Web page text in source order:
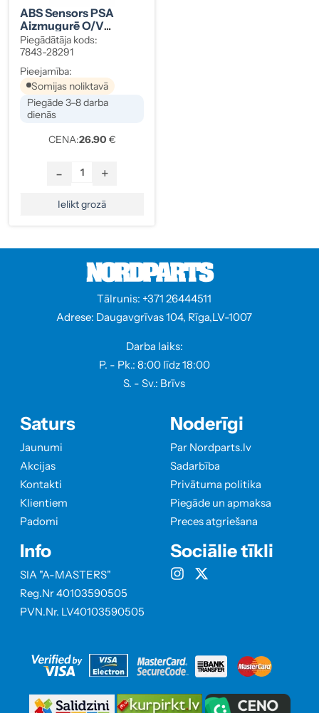
ABS Sensors PSA
Aizmugurē O/V
9809926580
Piegādātāja kods:
7843-28291
Pieejamība:
Somijas noliktavā
Piegāde 3–8 darba
dienās
CENA:26.90 €
- +
Ielikt grozā
Tālrunis: +371 26444511
Adrese: Daugavgrīvas 104, Rīga,LV-1007
Darba laiks:
P. - Pk.: 8:00 līdz 18:00
S. - Sv.: Brīvs
Saturs
Jaunumi
Akcijas
Kontakti
Klientiem
Padomi
Info
SIA "A-MASTERS"
Reg.Nr 40103590505
PVN.Nr. LV40103590505
Noderīgi
Par Nordparts.lv
Sadarbība
Privātuma politika
Piegāde un apmaksa
Preces atgriešana
Sociālie tīkli